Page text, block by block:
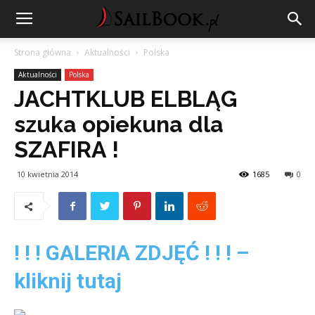
Strona główna Aktualności Polska
Aktualności Polska
JACHTKLUB ELBLĄG
szuka opiekuna dla
SZAFIRA !
10 kwietnia 2014 0
1685
! ! ! GALERIA ZDJĘĆ ! ! ! –
kliknij tutaj